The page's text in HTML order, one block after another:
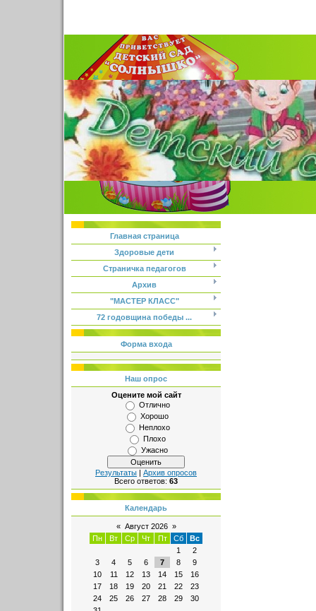
Главная страница
Здоровые дети
Страничка педагогов
Архив
"МАСТЕР КЛАСС"
72 годовщина победы ...
Форма входа
Наш опрос
Оцените мой сайт
Отлично
Хорошо
Неплохо
Плохо
Ужасно
Результаты | Архив опросов
Всего ответов: 63
Календарь
« Август 2026 »
Пн
Вт Ср Чт Пт Сб
Вс
1
2
3
4 5 6 7 8
9
10
11 12 13 14 15
16
17
18 19 20 21 22
23
24
25 26 27 28 29
30